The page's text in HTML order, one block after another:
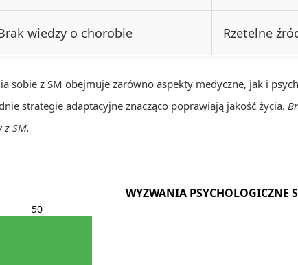
wiedzy o chorobie Rzetelne
sobie z SM obejmuje zarówno aspekty medyczne, jak i
strategie adaptacyjne znacząco poprawiają jakość życia.
SM.
WYZWANIA PSYCHOLOGICZNE
50